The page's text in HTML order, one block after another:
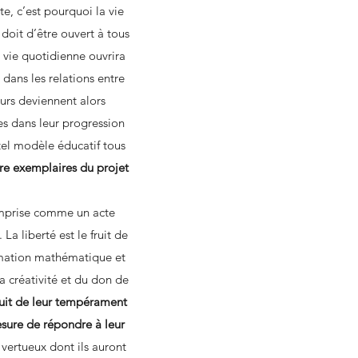
c’est pourquoi la vie
d’être ouvert à tous
vie quotidienne ouvrira
les relations entre
deviennent alors
dans leur progression
modèle éducatif tous
exemplaires du projet
comme un acte
liberté est le fruit de
mathématique et
créativité et du don de
de leur tempérament
de répondre à leur
vertueux dont ils auront